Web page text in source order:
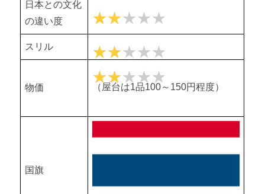
日本との文化
の違い度
★★
★★★★★
スリル ★★
★★★★★
物価
★★
★★★★★
（屋台は1品100～150円程度）
国旗